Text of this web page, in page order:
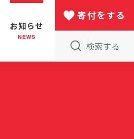
日本における救世軍の130年
お知らせ
NEWS
検索する
寄付をする